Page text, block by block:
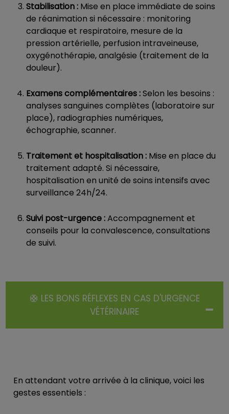
Stabilisation : Mise en place immédiate de soins
de réanimation si nécessaire : monitoring
cardiaque et respiratoire, mesure de la
pression artérielle, perfusion intraveineuse,
oxygénothérapie, analgésie (traitement de la
douleur).
Examens complémentaires :Selon les besoins :
analyses sanguines complètes (laboratoire sur
place), radiographies numériques,
échographie, scanner.
Traitement et hospitalisation : Mise en place du
traitement adapté. Si nécessaire,
hospitalisation en unité de soins intensifs avec
surveillance 24h/24.
Suivi post-urgence :Accompagnement et
conseils pour la convalescence, consultations
de suivi.
🛟 LES BONS RÉFLEXES EN CAS D'URGENCE
VÉTÉRINAIRE
En attendant votre arrivée à la clinique, voici les
gestes essentiels :